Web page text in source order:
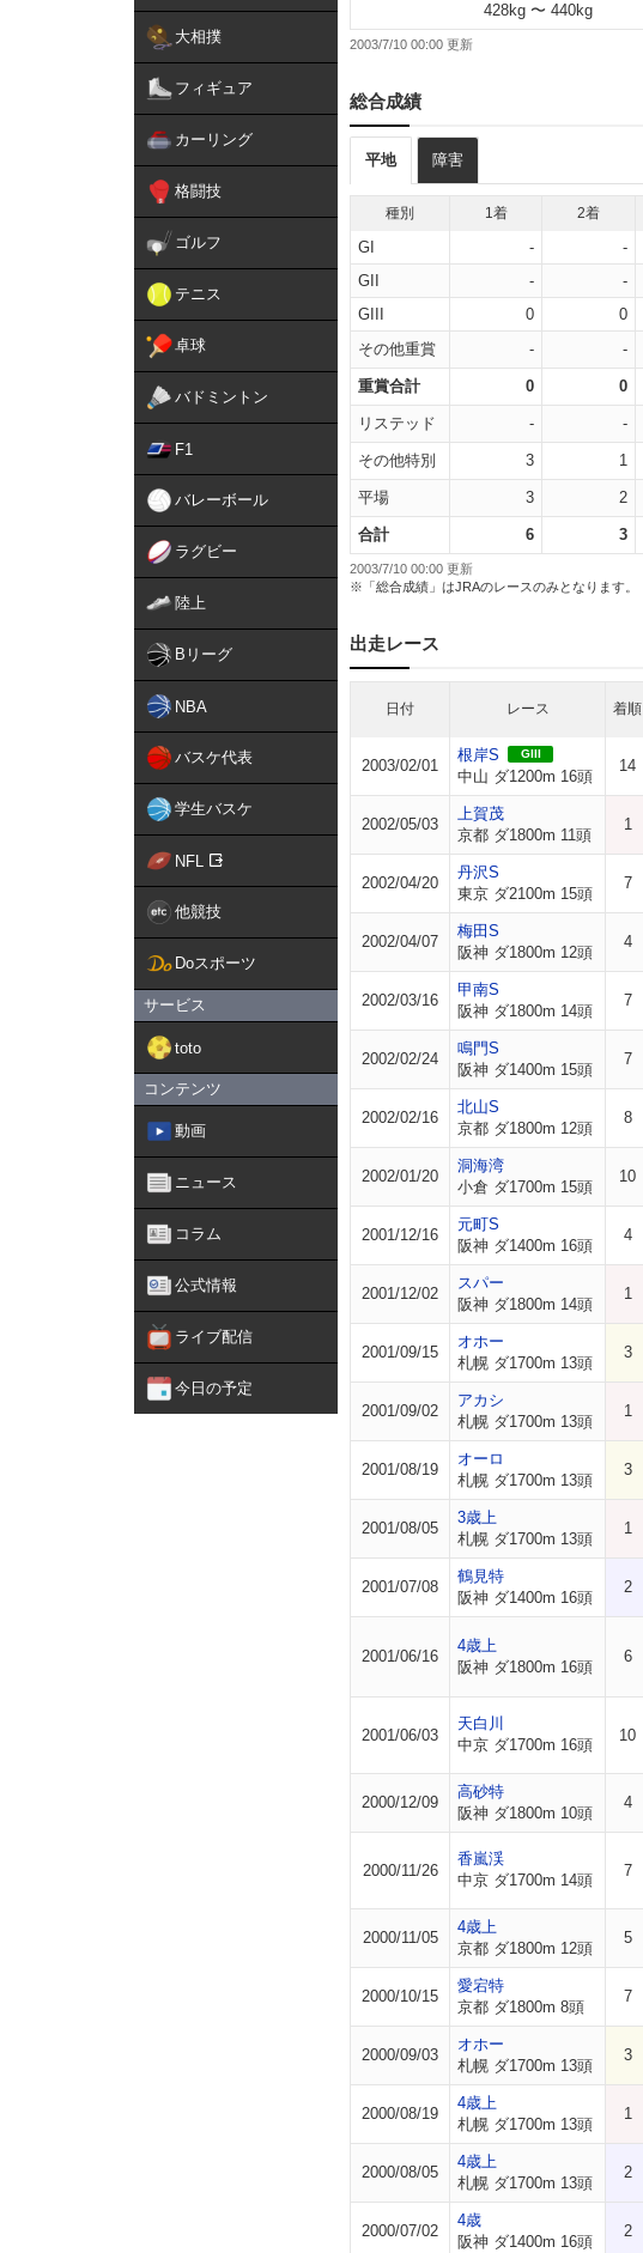
大相撲
フィギュア
カーリング
格闘技
ゴルフ
テニス
卓球
バドミントン
F1
バレーボール
ラグビー
陸上
Bリーグ
NBA
バスケ代表
学生バスケ
NFL
他競技
Doスポーツ
サービス
toto
コンテンツ
動画
ニュース
コラム
公式情報
ライブ配信
今日の予定
428kg 〜 440kg
2003/7/10 00:00
総合成績
平地 障害
種別 1着 2着
GI - -
GII
- -
GIII
0 0
その他重賞
- -
重賞合計 0 0
リステッド - -
その他特別 3 1
平場 3 2
合計 6 3
2003/7/10 00:00 更新
※「総合成績」はJRAのレースのみとなります。
出走レース
日付 レース 着順
2003/02/01
根岸S GIII
中山 ダ1200m 16頭
14
2002/05/03
上賀茂
京都 ダ1800m 11頭
1
2002/04/20
丹沢S
東京 ダ2100m 15頭
7
2002/04/07
梅田S
阪神 ダ1800m 12頭
4
2002/03/16
甲南S
阪神 ダ1800m 14頭
7
2002/02/24
鳴門S
阪神 ダ1400m 15頭
7
2002/02/16
北山S
京都 ダ1800m 12頭
8
2002/01/20
洞海湾
小倉 ダ1700m 15頭
10
2001/12/16
元町S
阪神 ダ1400m 16頭
4
2001/12/02
スパー
阪神 ダ1800m 14頭
1
2001/09/15
オホー
札幌 ダ1700m 13頭
3
2001/09/02
アカシ
札幌 ダ1700m 13頭
1
2001/08/19
オーロ
札幌 ダ1700m 13頭
3
2001/08/05
3歳上
札幌 ダ1700m 13頭
1
2001/07/08
鶴見特
阪神 ダ1400m 16頭
2
2001/06/16
4歳上
阪神 ダ1800m 16頭
6
2001/06/03
天白川
中京 ダ1700m 16頭
10
2000/12/09
高砂特
阪神 ダ1800m 10頭
4
2000/11/26
香嵐渓
中京 ダ1700m 14頭
7
2000/11/05
4歳上
京都 ダ1800m 12頭
5
2000/10/15
愛宕特
京都 ダ1800m 8頭
7
2000/09/03
オホー
札幌 ダ1700m 13頭
3
2000/08/19
4歳上
札幌 ダ1700m 13頭
1
2000/08/05
4歳上
札幌 ダ1700m 13頭
2
2000/07/02
4歳
阪神 ダ1400m 16頭
2